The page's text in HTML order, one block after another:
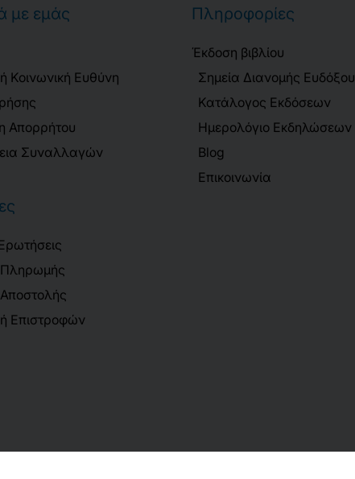
με εμάς
Κοινωνική Ευθύνη
Απορρήτου
Συναλλαγών
Πληροφορίες
Έκδοση βιβλίου
Σημεία Διανομής Ευδόξου
Κατάλογος Εκδόσεων
Ημερολόγιο Εκδηλώσεων
Blog
Επικοινωνία
Πληρωμής
Επιστροφών